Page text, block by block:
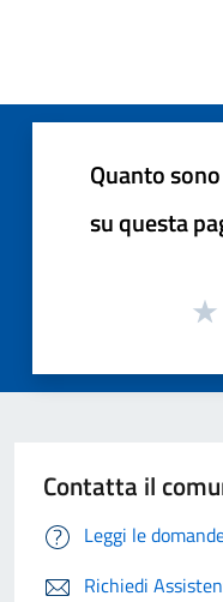
Quanto
su questa
Contatta il
Leggi le
Richiedi